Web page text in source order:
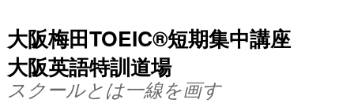
大阪梅田TOEIC®短期集中講座
大阪英語特訓道場
スクールとは一線を画す